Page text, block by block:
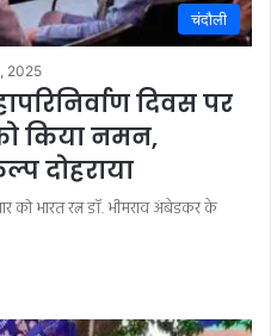
चंदौली
2025
दिवस पर
किया नमन,
दोहराया
को भारत रत्न डॉ. भीमराव अंबेडकर के